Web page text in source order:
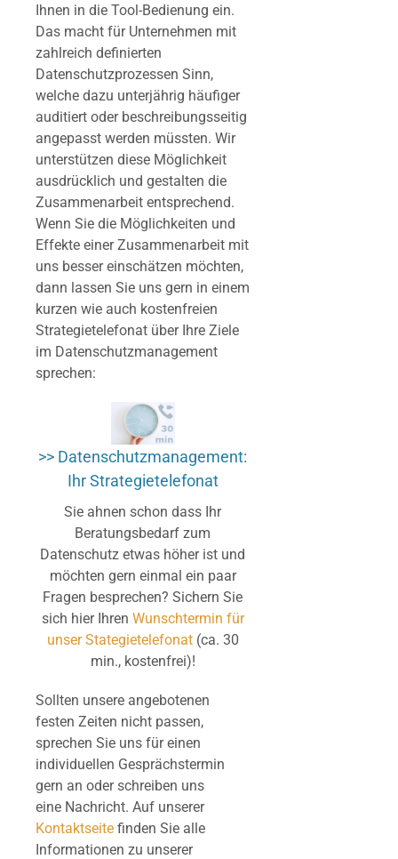
Ihnen in die Tool-Bedienung ein.
Das macht für Unternehmen mit
zahlreich definierten
Datenschutzprozessen Sinn,
welche dazu unterjährig häufiger
auditiert oder beschreibungsseitig
angepasst werden müssten. Wir
unterstützen diese Möglichkeit
ausdrücklich und gestalten die
Zusammenarbeit entsprechend.
Wenn Sie die Möglichkeiten und
Effekte einer Zusammenarbeit mit
uns besser einschätzen möchten,
dann lassen Sie uns gern in einem
kurzen wie auch kostenfreien
Strategietelefonat über Ihre Ziele
im Datenschutzmanagement
sprechen:
>> Datenschutzmanagement:
Ihr Strategietelefonat
Sie ahnen schon dass Ihr
Beratungsbedarf zum
Datenschutz etwas höher ist und
möchten gern einmal ein paar
Fragen besprechen? Sichern Sie
sich hier Ihren Wunschtermin für
unser Stategietelefonat(ca. 30
min., kostenfrei)!
Sollten unsere angebotenen
festen Zeiten nicht passen,
sprechen Sie uns für einen
individuellen Gesprächstermin
gern an oder schreiben uns
eine Nachricht. Auf unserer
Kontaktseite finden Sie alle
Informationen zu unserer